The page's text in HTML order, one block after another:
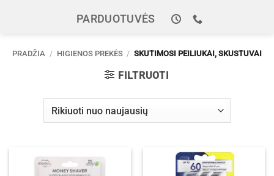
PARDUOTUVĖS
PRADŽIA / HIGIENOS PREKĖS / SKUTIMOSI PEILIUKAI, SKUSTUVAI
FILTRUOTI